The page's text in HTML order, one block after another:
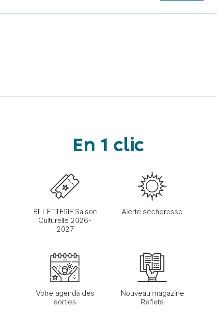
En 1 clic
BILLETTERIE Saison
Culturelle 2026-
2027
Alerte sécheresse
Votre agenda des
sorties
Nouveau magazine
Reflets